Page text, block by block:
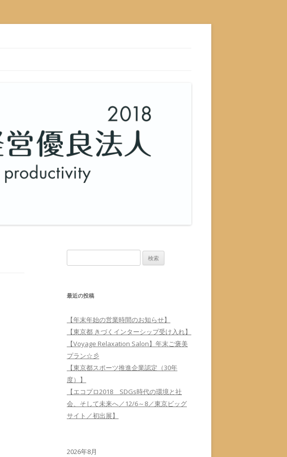
索
最近の投稿
【年末年始の営業時間のお知らせ】
【東京都 きづくインターシップ受け入れ】
【Voyage Relaxation Salon】年末ご褒美
プラン☆彡
【東京都スポーツ推進企業認定（30年
度）】
【エコプロ2018 SDGs時代の環境と社
会、そして未来へ／12/6～8／東京ビッグ
サイト／初出展】
2026年8月